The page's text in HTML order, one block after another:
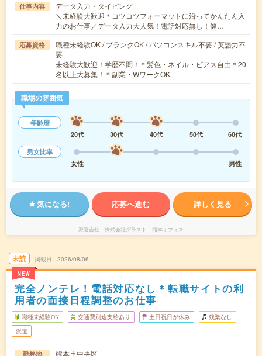
仕事内容
データ入力・タイピング
＼未経験大歓迎＊コツコツフォーマットに沿ってかんたん入
力のお仕事／データ入力大人気！電話対応無し！健…
応募資格
職種未経験OK / ブランクOK / パソコンスキル不要 / 英語力不
要
未経験大歓迎！学歴不問！＊髪色・ネイル・ピアス自由＊20
名以上大募集！＊副業・WワークOK
職場の雰囲気
年齢層
20代
30代 40代 50代
60代
男女比率
女性
男性
気になる! 応募へ進む 詳しく見る
派遣会社 株式会社グラスト 熊本オフィス
未読
NEW
掲載日 2026/08/06
完全ノンテレ！電話対応なし＊転職サイトの利
用者の面接日程調整のお仕事
職種未経験OK 交通費別途支給あり 土日祝日が休み 残業なし
派遣
勤務地
熊本市中央区